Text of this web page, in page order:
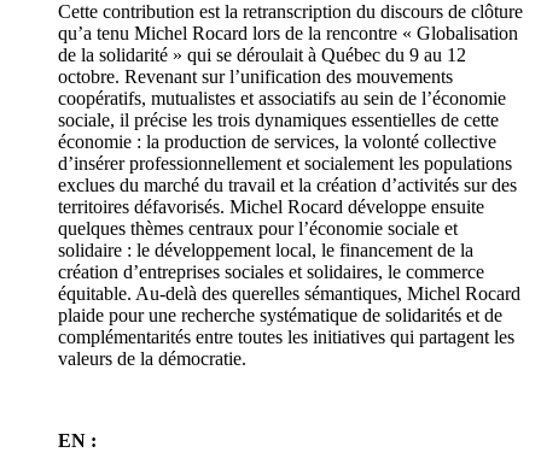
Cette contribution est la retranscription du discours de clôture
qu’a tenu Michel Rocard lors de la rencontre « Globalisation
de la solidarité » qui se déroulait à Québec du 9 au 12
octobre. Revenant sur l’unification des mouvements
coopératifs, mutualistes et associatifs au sein de l’économie
sociale, il précise les trois dynamiques essentielles de cette
économie : la production de services, la volonté collective
d’insérer professionnellement et socialement les populations
exclues du marché du travail et la création d’activités sur des
territoires défavorisés. Michel Rocard développe ensuite
quelques thèmes centraux pour l’économie sociale et
solidaire : le développement local, le financement de la
création d’entreprises sociales et solidaires, le commerce
équitable. Au-delà des querelles sémantiques, Michel Rocard
plaide pour une recherche systématique de solidarités et de
complémentarités entre toutes les initiatives qui partagent les
valeurs de la démocratie.
EN :